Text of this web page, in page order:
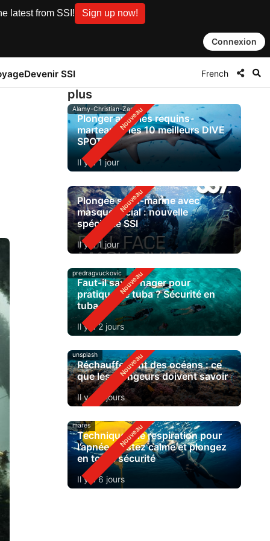
latest from SSI! Sign up now!
Connexion
Devenir SSI French
plus
Alamy-Christian-Zappel
Plonger avec les requins-
marteaux : les 10 meilleurs DIVE
SPOTS
Il y a 1 jour
Plongée sous-marine avec
masque facial : nouvelle
spécialité SSI
Il y a 1 jour
predragvuckovic
Faut-il savoir nager pour
pratiquer le tuba ? Sécurité en
tuba
Il y a 2 jours
unsplash
Réchauffement des océans : ce
que les plongeurs doivent savoir
Il y a 4 jours
mares
Techniques de respiration pour
l’apnée : restez calme et plongez
en toute sécurité
Il y a 6 jours